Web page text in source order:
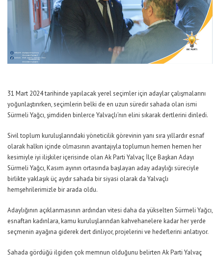
31 Mart 2024 tarihinde yapılacak yerel seçimler için adaylar çalışmalarını
yoğunlaştırırken, seçimlerin belki de en uzun süredir sahada olan ismi
Sürmeli Yağcı, şimdiden binlerce Yalvaçlı’nın elini sıkarak dertlerini dinledi.
Sivil toplum kuruluşlarındaki yöneticilik görevinin yanı sıra yıllardır esnaf
olarak halkın içinde olmasının avantajıyla toplumun hemen hemen her
kesimiyle iyi ilişkiler içerisinde olan Ak Parti Yalvaç İlçe Başkan Adayı
Sürmeli Yağcı, Kasım ayının ortasında başlayan aday adaylığı süreciyle
birlikte yaklaşık üç aydır sahada bir siyasi olarak da Yalvaçlı
hemşehrilerimizle bir arada oldu.
Adaylığının açıklanmasının ardından vitesi daha da yükselten Sürmeli Yağcı,
esnaftan kadınlara, kamu kuruluşlarından kahvehanelere kadar her yerde
seçmenin ayağına giderek dert dinliyor, projelerini ve hedeflerini anlatıyor.
Sahada gördüğü ilgiden çok memnun olduğunu belirten Ak Parti Yalvaç